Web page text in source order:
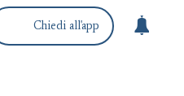
Chiedi all'app